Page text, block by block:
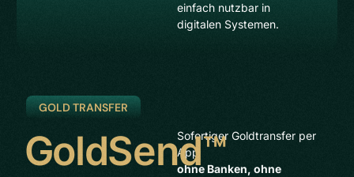
einfach nutzbar in
digitalen Systemen.
GOLD TRANSFER
GoldSend™Sofortiger Goldtransfer per
App
ohne Banken, ohne